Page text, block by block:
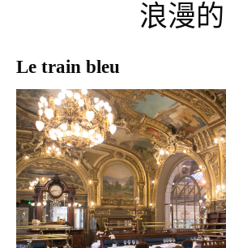
浪漫的
Le train bleu